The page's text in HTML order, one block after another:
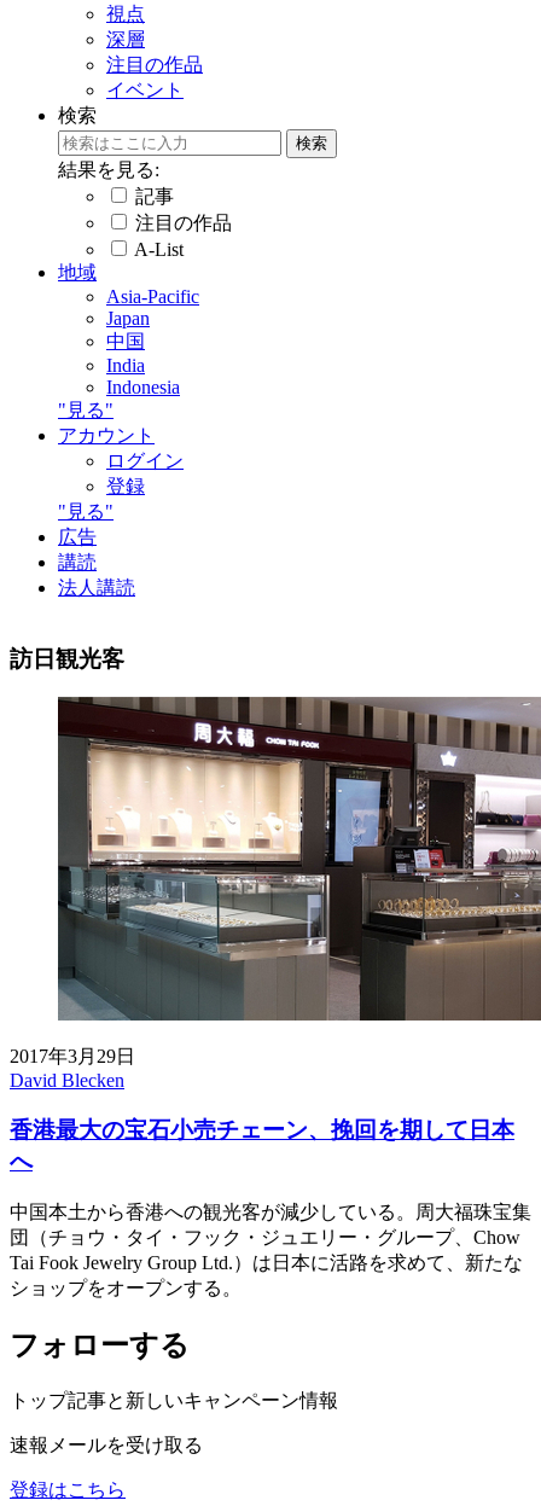
視点
深層
注目の作品
イベント
検索
結果を見る:
記事
注目の作品
A-List
地域
Asia-Pacific
Japan
中国
India
Indonesia
"見る"
アカウント
ログイン
登録
"見る"
広告
講読
法人講読
訪日観光客
2017年3月29日
David Blecken
香港最大の宝石小売チェーン、挽回を期して日本
へ
中国本土から香港への観光客が減少している。周大福珠宝集
団（チョウ・タイ・フック・ジュエリー・グループ、Chow
Tai Fook Jewelry Group Ltd.）は日本に活路を求めて、新たな
ショップをオープンする。
フォローする
トップ記事と新しいキャンペーン情報
速報メールを受け取る
登録はこちら